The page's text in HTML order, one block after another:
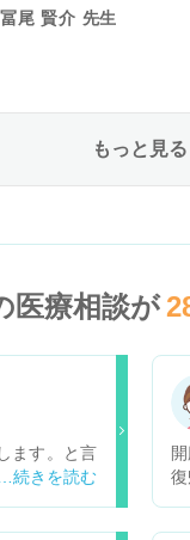
冨尾 賢介 先生
もっと見る
医療相談が
ます。と言
知りたい